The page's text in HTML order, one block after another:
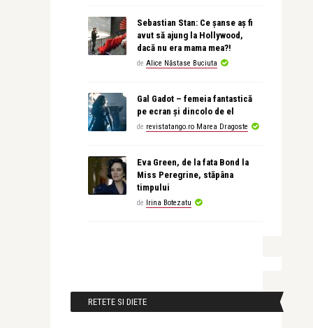
Sebastian Stan: Ce șanse aș fi
avut să ajung la Hollywood,
dacă nu era mama mea?!
de Alice Năstase Buciuta
Gal Gadot – femeia fantastică
pe ecran și dincolo de el
de revistatango.ro Marea Dragoste
Eva Green, de la fata Bond la
Miss Peregrine, stăpâna
timpului
de Irina Botezatu
RETETE SI DIETE